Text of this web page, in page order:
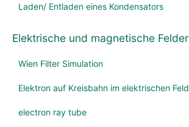
Laden/ Entladen eines Kondensators
Elektrische und magnetische Felder
Wien Filter Simulation
Elektron auf Kreisbahn im elektrischen Feld
electron ray tube